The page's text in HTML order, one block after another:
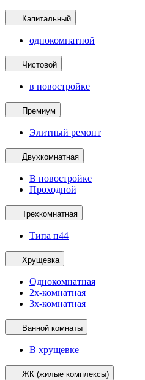
Капитальный
однокомнатной
Чистовой
в новостройке
Премиум
Элитный ремонт
Двухкомнатная
В новостройке
Проходной
Трехкомнатная
Типа п44
Хрущевка
Однокомнатная
2х-комнатная
3х-комнатная
Ванной комнаты
В хрущевке
ЖК (жилые комплексы)